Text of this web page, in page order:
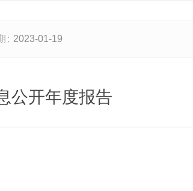
2023-01-19
公开年度报告